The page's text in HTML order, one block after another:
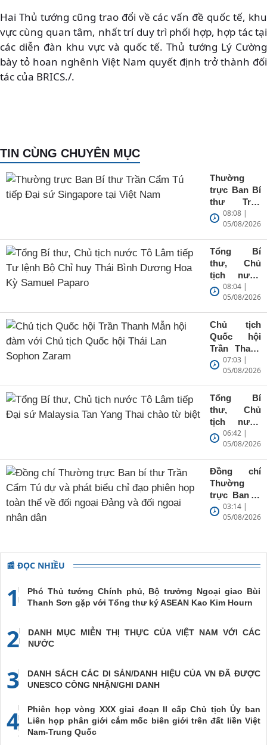
Hai Thủ tướng cũng trao đổi về các vấn đề quốc tế, khu
vực cùng quan tâm, nhất trí duy trì phối hợp, hợp tác tại
các diễn đàn khu vực và quốc tế. Thủ tướng Lý Cường
bày tỏ hoan nghênh Việt Nam quyết định trở thành đối
tác của BRICS./.
TIN CÙNG CHUYÊN MỤC
Thường
trực Ban Bí
thư Trần
Cẩm Tú tiếp
Đại sứ
Singapore
tại Việt Nam
08:08 |
05/08/2026
Tổng Bí
thư, Chủ
tịch nước
Tô Lâm tiếp
Tư lệnh Bộ
Chỉ huy
Thái Bình
Dương Hoa
Kỳ Samuel
Paparo
08:04 |
05/08/2026
Chủ tịch
Quốc hội
Trần Thanh
Mẫn hội
đàm với
Chủ tịch
Quốc hội
Thái Lan
Sophon
Zaram
07:03 |
05/08/2026
Tổng Bí
thư, Chủ
tịch nước
Tô Lâm tiếp
Đại sứ
Malaysia
Tan Yang
Thai chào
từ biệt
06:42 |
05/08/2026
Đồng chí
Thường
trực Ban bí
thư Trần
Cẩm Tú dự
phiên họp
toàn thể về
Đảng và đối
ngoại nhân
03:14 |
05/08/2026
📰 ĐỌC NHIỀU
1
Phó Thủ tướng Chính phủ, Bộ trưởng Ngoại giao Bùi
Thanh Sơn gặp với Tổng thư ký ASEAN Kao Kim Hourn
2
DANH MỤC MIỄN THỊ THỰC CỦA VIỆT NAM VỚI CÁC
NƯỚC
3
DANH SÁCH CÁC DI SẢN/DANH HIỆU CỦA VN ĐÃ ĐƯỢC
UNESCO CÔNG NHẬN/GHI DANH
4
Phiên họp vòng XXX giai đoạn II cấp Chủ tịch Ủy ban
Liên họp phân giới cắm mốc biên giới trên đất liền Việt
Nam-Trung Quốc